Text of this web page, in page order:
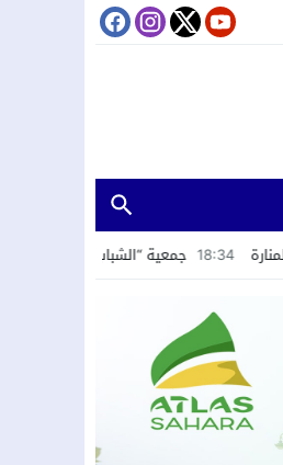
جمعية “الشباب الرائد” تستعرض تجربة